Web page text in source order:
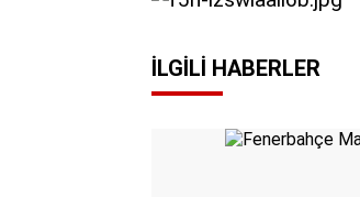
İLGILI HABERLER